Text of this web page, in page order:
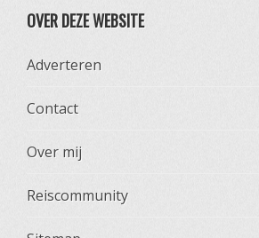
OVER DEZE WEBSITE
Adverteren
Contact
Over mij
Reiscommunity